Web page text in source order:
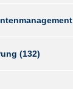
(132)